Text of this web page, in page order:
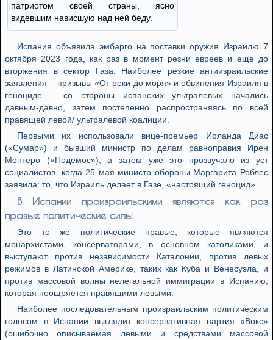
патриотом своей страны, ясно
видевшим нависшую над ней беду.
Испания объявила эмбарго на поставки оружия Израилю 7
октября 2023 года, как раз в момент резни евреев и еще до
вторжения в сектор Газа. Наиболее резкие антиизраильские
заявления – призывы «От реки до моря» и обвинения Израиля в
геноциде – со стороны испанских ультралевых начались
давным-давно, затем постепенно распространяясь по всей
правящей левой/ ультралевой коалиции.
Первыми их использовали вице-премьер Иоланда Диас
(«Сумар») и бывший министр по делам равноправия Ирен
Монтеро («Подемос»), а затем уже это прозвучало из уст
социалистов, когда 25 мая министр обороны Маргарита Роблес
заявила: то, что Израиль делает в Газе, «настоящий геноцид».
В Испании произраильскими являются как раз
правые политические силы.
Это те же политические правые, которые являются
монархистами, консерваторами, в основном католиками, и
выступают против независимости Каталонии, против левых
режимов в Латинской Америке, таких как Куба и Венесуэла, и
против массовой волны нелегальной иммиграции в Испанию,
которая поощряется правящими левыми.
Наиболее последовательным произраильским политическим
голосом в Испании выглядит консервативная партия «Вокс»
(ошибочно описываемая левыми и средствами массовой